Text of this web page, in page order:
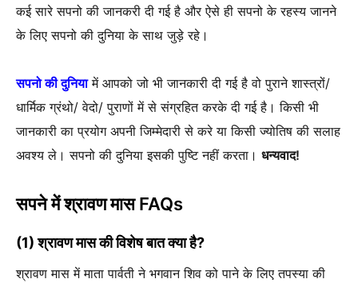
कई सारे सपनो की जानकरी दी गई है और ऐसे ही सपनो के रहस्य जानने
के लिए सपनो की दुनिया के साथ जुड़े रहे।
सपनो की दुनियामें आपको जो भी जानकारी दी गई है वो पुराने शास्त्रों/
धार्मिक ग्रंथो/ वेदो/ पुराणों में से संग्रहित करके दी गई है। किसी भी
जानकारी का प्रयोग अपनी जिम्मेदारी से करे या किसी ज्योतिष की सलाह
अवश्य ले। सपनो की दुनिया इसकी पुष्टि नहीं करता। धन्यवाद!
सपने में श्रावण मास FAQs
(1) श्रावण मास की विशेष बात क्या है?
श्रावण मास में माता पार्वती ने भगवान शिव को पाने के लिए तपस्या की